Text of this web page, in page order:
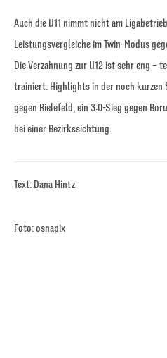
Auch die U11 nimmt nicht am
Leistungsvergleiche im Twin-Modus
Die Verzahnung zur U12 ist sehr eng –
trainiert. Highlights in der noch kurzen
gegen Bielefeld, ein 3:0-Sieg gegen
bei einer Bezirkssichtung.
Text: Dana Hintz
Foto: osnapix